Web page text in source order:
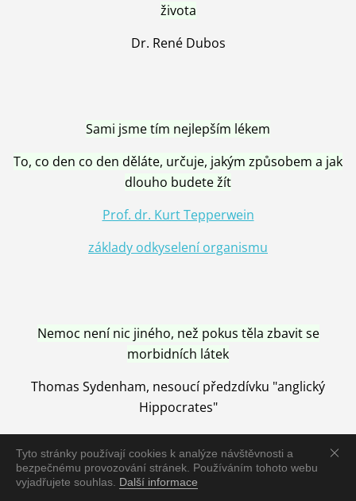
Tyto stránky používají cookies k analýze návštěvnosti a
bezpečnému provozování stránek. Používáním tohoto webu
vyjadřujete souhlas. Další informace
života
Dr. René Dubos
Sami jsme tím nejlepším lékem
To, co den co den děláte, určuje, jakým způsobem a jak
dlouho budete žít
Prof. dr. Kurt Tepperwein
základy odkyselení organismu
Nemoc není nic jiného, než pokus těla zbavit se
morbidních látek
Thomas Sydenham, nesoucí předzdívku "anglický
Hippocrates"
Nemoc je vyléčena jen pomocí Přírody, neutralizací a